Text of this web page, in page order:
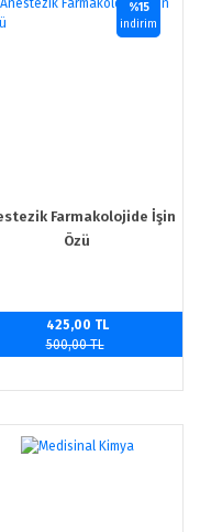
Farmakolojide İşin
Özü
%15
indirim
425,00 TL
500,00 TL